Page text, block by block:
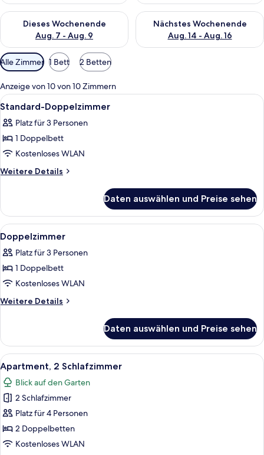
Dieses Wochenende
Aug. 7 - Aug. 9
Überprüfe die Verfügbarkeit für dieses Wochenende, Aug. 7
Nächstes Wochenende
Aug. 14 - Aug. 16
Überprüfe die Verfügbarkeit
Verfügbare
Filter
für
Zimmer
Alle Zimmer 1 Bett 2 Betten
Anzeige von 10 von 10 Zimmern
Alle
Fotos
für
Standard-
Doppelzimmer
anzeigen
Ein ordentlich bezogenes Bett mit
2
Standard-Doppelzimmer
Platz für 3 Personen
1 Doppelbett
Kostenloses WLAN
Weitere Details
Weitere
Doppelzimmer
Daten auswählen und Preise sehen
Alle
Fotos
für
Doppelzimmer
anzeigen
Ein aufgeräumtes Bett mit weißen
2
Doppelzimmer
Platz für 3 Personen
1 Doppelbett
Kostenloses WLAN
Weitere Details
Weitere
Daten auswählen und Preise sehen
Alle
Fotos
für
Apartment,
2 Schlafzimmer
anzeigen
Ein Doppelbett mit zwei Kissen und
4
Apartment, 2 Schlafzimmer
Blick auf den Garten
2 Schlafzimmer
Platz für 4 Personen
2 Doppelbetten
Kostenloses WLAN